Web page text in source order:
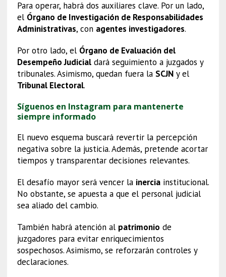
Para operar, habrá dos auxiliares clave. Por un lado,
el Órgano de Investigación de Responsabilidades
Administrativas, con agentes investigadores.
Por otro lado, el Órgano de Evaluación del
Desempeño Judicialdará seguimiento a juzgados y
tribunales. Asimismo, quedan fuera la SCJNy el
Tribunal Electoral.
Síguenos en Instagram para mantenerte
siempre informado
El nuevo esquema buscará revertir la percepción
negativa sobre la justicia. Además, pretende acortar
tiempos y transparentar decisiones relevantes.
El desafío mayor será vencer la inerciainstitucional.
No obstante, se apuesta a que el personal judicial
sea aliado del cambio.
También habrá atención al patrimonio de
juzgadores para evitar enriquecimientos
sospechosos. Asimismo, se reforzarán controles y
declaraciones.